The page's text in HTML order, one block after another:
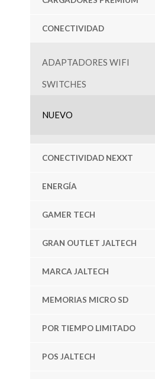
CONECTIVIDAD
ADAPTADORES WIFI
SWITCHES
NUEVO
CONECTIVIDAD NEXXT
ENERGÍA
GAMER TECH
GRAN OUTLET JALTECH
MARCA JALTECH
MEMORIAS MICRO SD
POR TIEMPO LIMITADO
POS JALTECH